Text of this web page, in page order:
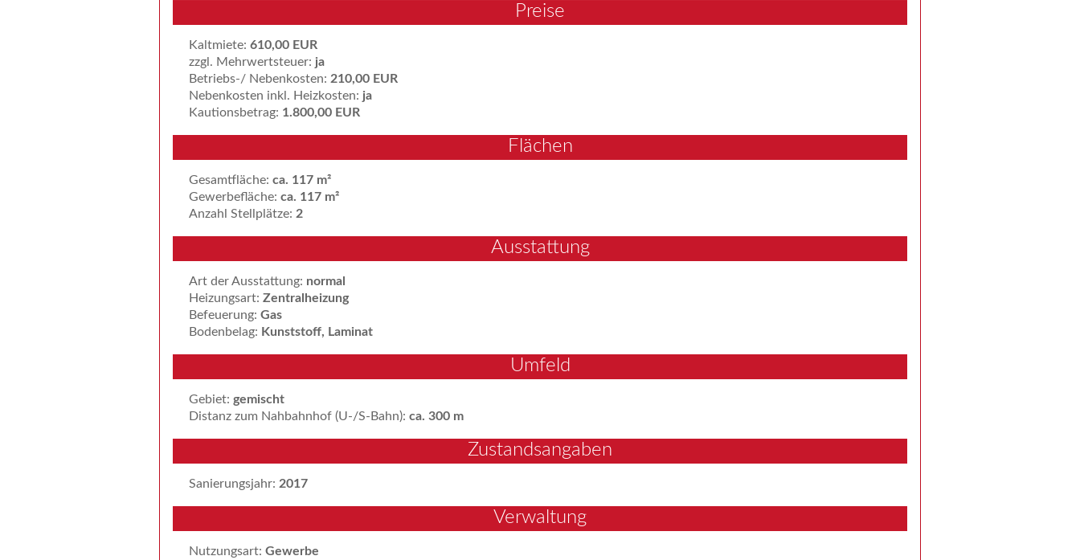
Preise
Kaltmiete: 610,00 EUR
zzgl. Mehrwertsteuer: ja
Betriebs-/ Nebenkosten: 210,00 EUR
Nebenkosten inkl. Heizkosten: ja
Kautionsbetrag: 1.800,00 EUR
Flächen
Gesamtfläche: ca. 117 m²
Gewerbefläche: ca. 117 m²
Anzahl Stellplätze: 2
Ausstattung
Art der Ausstattung: normal
Heizungsart: Zentralheizung
Befeuerung: Gas
Bodenbelag: Kunststoff, Laminat
Umfeld
Gebiet: gemischt
Distanz zum Nahbahnhof (U-/S-Bahn): ca. 300 m
Zustandsangaben
Sanierungsjahr: 2017
Verwaltung
Nutzungsart: Gewerbe